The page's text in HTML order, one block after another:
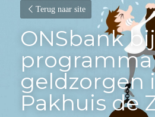
Terug naar site
ONSbank bij
programma
geldzorgen
Pakhuis de